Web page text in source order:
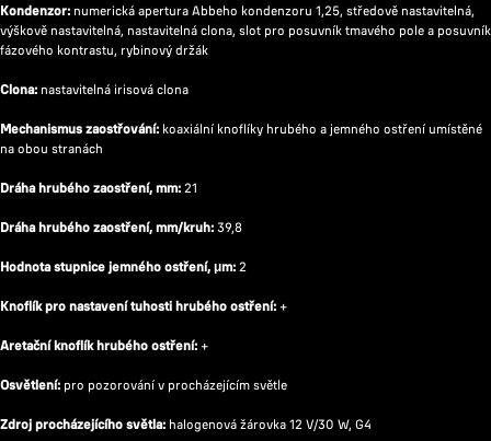
Kondenzor: numerická apertura Abbeho kondenzoru 1,25, středově nastavitelná,
výškově nastavitelná, nastavitelná clona, slot pro posuvník tmavého pole a posuvník
fázového kontrastu, rybinový držák
Clona: nastavitelná irisová clona
Mechanismus zaostřování: koaxiální knoflíky hrubého a jemného ostření umístěné
na obou stranách
Dráha hrubého zaostření, mm: 21
Dráha hrubého zaostření, mm/kruh: 39,8
Hodnota stupnice jemného ostření, μm: 2
Knoflík pro nastavení tuhosti hrubého ostření: +
Aretační knoflík hrubého ostření: +
Osvětlení: pro pozorování v procházejícím světle
Zdroj procházejícího světla: halogenová žárovka 12 V/30 W, G4